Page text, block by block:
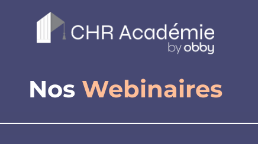
Nos Webinaires